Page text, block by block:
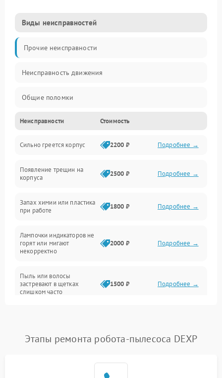
Виды неисправностей
Прочие неисправности
Неисправность движения
Общие поломки
Неисправность датчиков
Неисправность программного обеспечения
Проблемы с сигналом
Батарея
Программные сбои
Неисправности Стоимость
Сильно греется корпус 2200 ₽ Подробнее →
Появление трещин на
корпуса
2500 ₽ Подробнее →
Запах химии или пластика
при работе
1800 ₽ Подробнее →
Лампочки индикаторов не
горят или мигают
некорректно
2000 ₽ Подробнее →
Пыль или волосы
застревают в щетках
слишком часто
1500 ₽ Подробнее →
Этапы ремонта робота-пылесоса DEXP